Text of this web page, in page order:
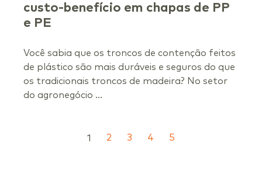
custo-benefício em chapas de PP
e PE
Você sabia que os troncos de contenção feitos
de plástico são mais duráveis e seguros do que
os tradicionais troncos de madeira? No setor
do agronegócio ...
1 2 3 4 5